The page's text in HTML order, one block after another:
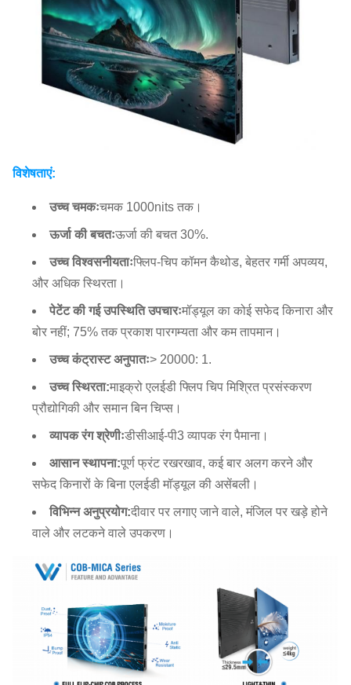
विशेषताएं:
उच्च चमकःचमक 1000nits तक।
ऊर्जा की बचतःऊर्जा की बचत 30%.
उच्च विश्वसनीयताःफ्लिप-चिप कॉमन कैथोड, बेहतर गर्मी अपव्यय,
और अधिक स्थिरता।
पेटेंट की गई उपस्थिति उपचारःमॉड्यूल का कोई सफेद किनारा और
बोर नहीं; 75% तक प्रकाश पारगम्यता और कम तापमान।
उच्च कंट्रास्ट अनुपातः> 20000: 1.
उच्च स्थिरता:माइक्रो एलईडी फ्लिप चिप मिश्रित प्रसंस्करण
प्रौद्योगिकी और समान बिन चिप्स।
व्यापक रंग श्रेणीःडीसीआई-पी3 व्यापक रंग पैमाना।
आसान स्थापना:पूर्ण फ्रंट रखरखाव, कई बार अलग करने और
सफेद किनारों के बिना एलईडी मॉड्यूल की असेंबली।
विभिन्न अनुप्रयोग:दीवार पर लगाए जाने वाले, मंजिल पर खड़े होने
वाले और लटकने वाले उपकरण।